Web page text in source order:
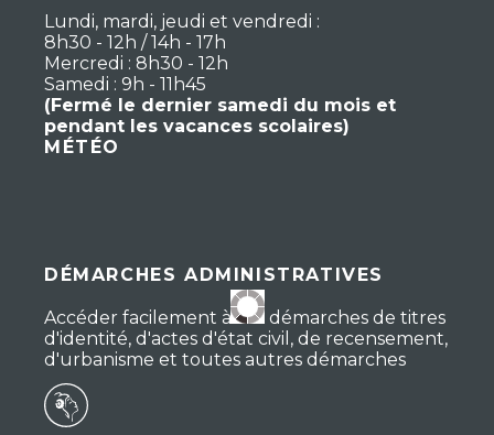
Lundi, mardi, jeudi et vendredi :
8h30 - 12h / 14h - 17h
Mercredi : 8h30 - 12h
Samedi : 9h - 11h45
(Fermé le dernier samedi du mois et
pendant les vacances scolaires)
MÉTÉO
DÉMARCHES ADMINISTRATIVES
Accéder facilement à vos démarches de titres
d'identité, d'actes d'état civil, de recensement,
d'urbanisme et toutes autres démarches